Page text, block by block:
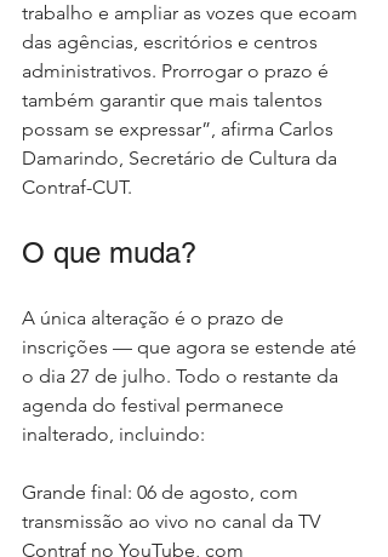
trabalho e ampliar as vozes que ecoam
das agências, escritórios e centros
administrativos. Prorrogar o prazo é
também garantir que mais talentos
possam se expressar”, afirma Carlos
Damarindo, Secretário de Cultura da
Contraf-CUT.
O que muda?
A única alteração é o prazo de
inscrições — que agora se estende até
o dia 27 de julho. Todo o restante da
agenda do festival permanece
inalterado, incluindo:
Grande final: 06 de agosto, com
transmissão ao vivo no canal da TV
Contraf no YouTube, com